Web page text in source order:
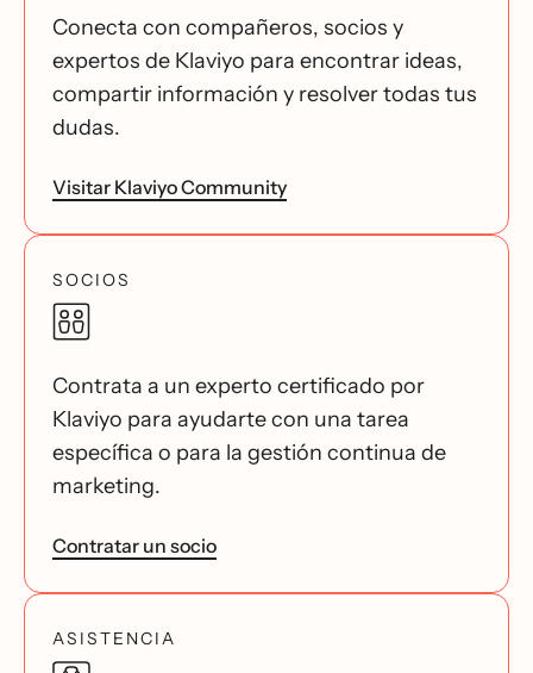
Conecta con compañeros, socios y
expertos de Klaviyo para encontrar ideas,
compartir información y resolver todas tus
dudas.
Visitar Klaviyo Community
SOCIOS
Contrata a un experto certificado por
Klaviyo para ayudarte con una tarea
específica o para la gestión continua de
marketing.
Contratar un socio
ASISTENCIA